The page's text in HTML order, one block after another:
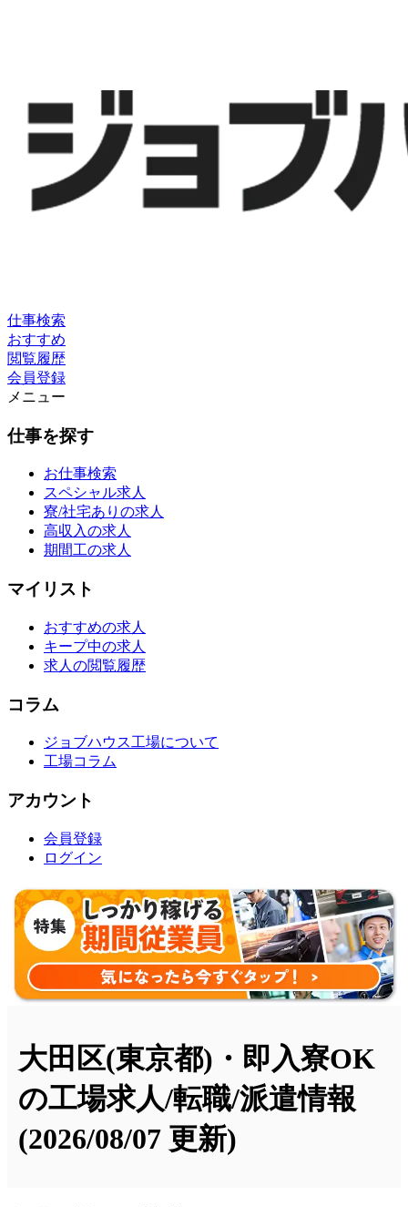
仕事検索
おすすめ
閲覧履歴
会員登録
メニュー
仕事を探す
お仕事検索
スペシャル求人
寮/社宅ありの求人
高収入の求人
期間工の求人
マイリスト
おすすめの求人
キープ中の求人
求人の閲覧履歴
コラム
ジョブハウス工場について
工場コラム
アカウント
会員登録
ログイン
大田区(東京都)・即入寮OK
の工場求人/転職/派遣情報
(2026/08/07 更新)